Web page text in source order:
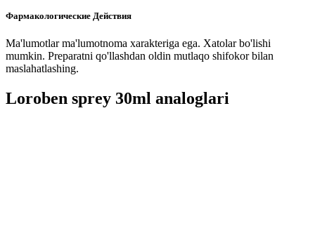
Фармакологические Действия
Ma'lumotlar ma'lumotnoma xarakteriga ega. Xatolar bo'lishi
mumkin. Preparatni qo'llashdan oldin mutlaqo shifokor bilan
maslahatlashing.
Loroben sprey 30ml analoglari